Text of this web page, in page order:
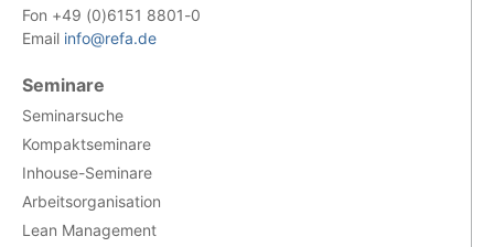
Fon +49 (0)6151 8801-0
Email info@refa.de
Seminare
Seminarsuche
Kompaktseminare
Inhouse-Seminare
Arbeitsorganisation
Lean Management